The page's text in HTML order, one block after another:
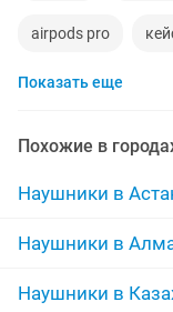
airpods pro
новые наушники
bluetooth наушники
микрофон наушник
беспроводные
Показать еще
Похожие в
Наушники в
Наушники в
Наушники в